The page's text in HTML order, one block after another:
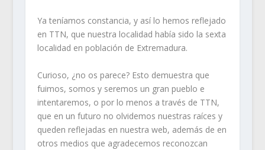
Ya teníamos constancia, y así lo hemos reflejado
en TTN, que nuestra localidad había sido la sexta
localidad en población de Extremadura.
Curioso, ¿no os parece? Esto demuestra que
fuimos, somos y seremos un gran pueblo e
intentaremos, o por lo menos a través de TTN,
que en un futuro no olvidemos nuestras raíces y
queden reflejadas en nuestra web, además de en
otros medios que agradecemos reconozcan